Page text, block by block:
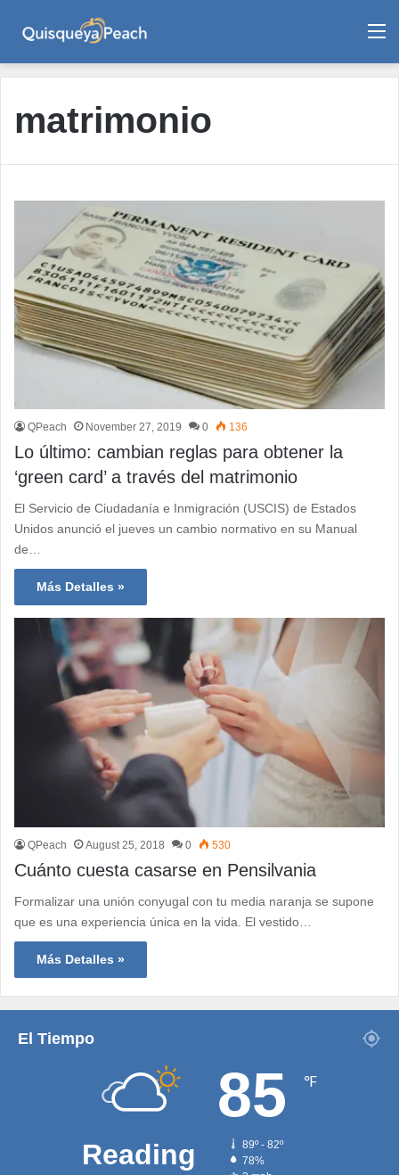
matrimonio
QPeach November 27, 2019 0 136
Lo último: cambian reglas para obtener la
‘green card’ a través del matrimonio
El Servicio de Ciudadanía e Inmigración (USCIS) de Estados
Unidos anunció el jueves un cambio normativo en su Manual
de…
Más Detalles »
QPeach August 25, 2018 0 530
Cuánto cuesta casarse en Pensilvania
Formalizar una unión conyugal con tu media naranja se supone
que es una experiencia única en la vida. El vestido…
Más Detalles »
El Tiempo
Reading
85 ℉
89º - 82º
78%